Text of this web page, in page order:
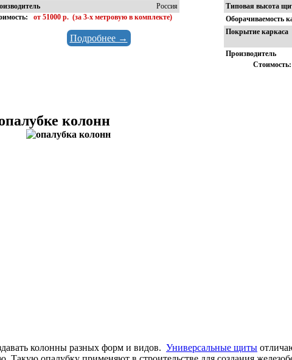
Россия
от 51000 р. (за 3-х метровую в комплекте)
Подробнее →
Типовая высота
Оборачиваемость
Покрытие каркаса
Производитель
Стоимость:
колонн
колонны разных форм и видов. Универсальные щиты